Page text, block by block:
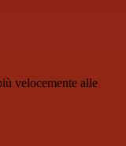
velocemente alle